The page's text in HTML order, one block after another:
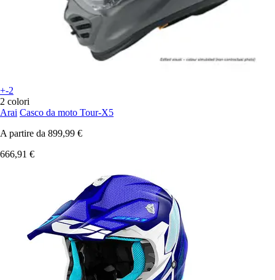
+-2
2 colori
Arai Casco da moto Tour-X5
A partire da 899,99 €
666,91 €